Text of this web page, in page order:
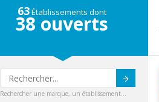
63Établissements dont
38 ouverts
Rechercher une marque, un établissement...